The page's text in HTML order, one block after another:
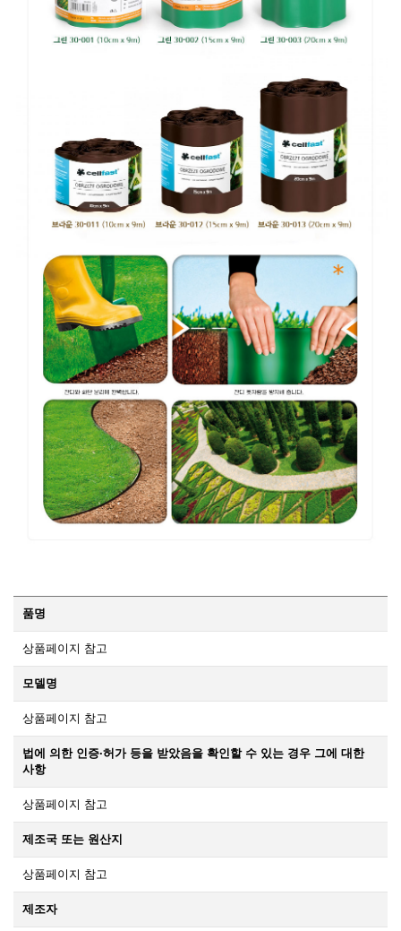
품명
상품페이지 참고
모델명
상품페이지 참고
법에 의한 인증·허가 등을 받았음을 확인할 수 있는 경우 그에 대한
사항
상품페이지 참고
제조국 또는 원산지
상품페이지 참고
제조자